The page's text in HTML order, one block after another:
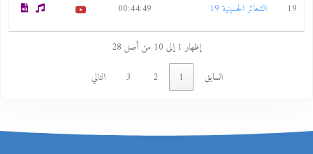
19 الشعائر الحسينية 19 00:44:49
إظهار 1 إلى 10 من أصل 28
السابق
2 التالي